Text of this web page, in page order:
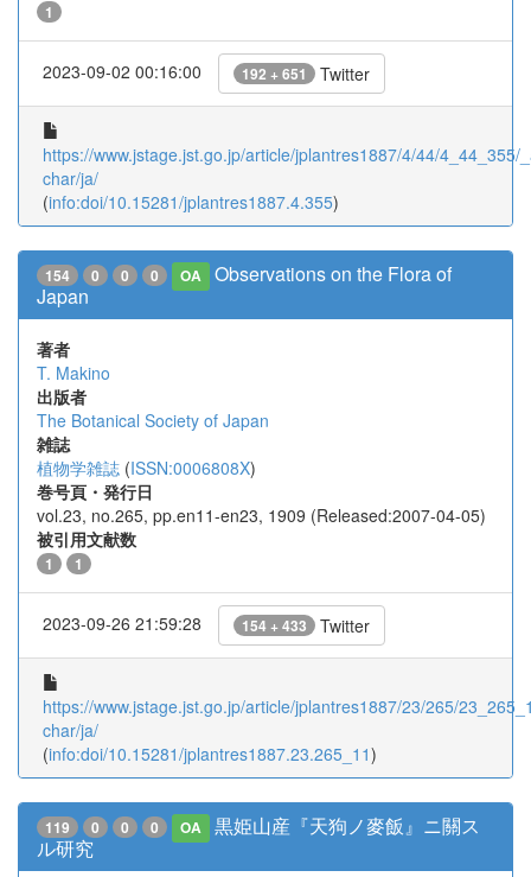
1
2023-09-02 00:16:00 192 + 651 Twitter
https://www.jstage.jst.go.jp/article/jplantres1887/4/44/4_44_355/
char/ja/
(info:doi/10.15281/jplantres1887.4.355)
154 0 0 0 OA
Observations on the Flora of
Japan
著者
T. Makino
出版者
The Botanical Society of Japan
雑誌
植物学雑誌 (ISSN:0006808X)
巻号頁・発行日
vol.23, no.265, pp.en11-en23, 1909 (Released:2007-04-05)
被引用文献数
1 1
2023-09-26 21:59:28 154 + 433 Twitter
https://www.jstage.jst.go.jp/article/jplantres1887/23/265/
char/ja/
(info:doi/10.15281/jplantres1887.23.265_11)
119 0 0 0 OA
黒姫山産『天狗ノ麥飯』ニ關ス
ル研究